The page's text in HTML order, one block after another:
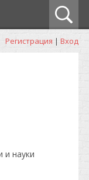
Регистрация | Вход
и науки